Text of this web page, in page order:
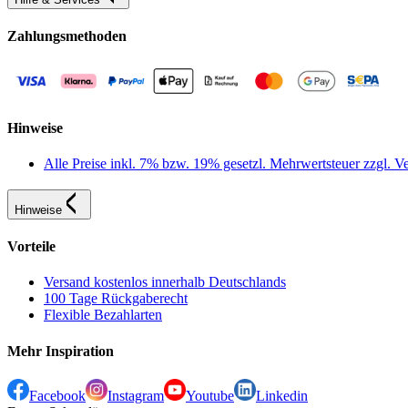
Zahlungsmethoden
Hinweise
Alle Preise inkl. 7% bzw. 19% gesetzl. Mehrwertsteuer zzgl.
Hinweise
Vorteile
Versand kostenlos innerhalb Deutschlands
100 Tage Rückgaberecht
Flexible Bezahlarten
Mehr Inspiration
Facebook Instagram Youtube
Linkedin